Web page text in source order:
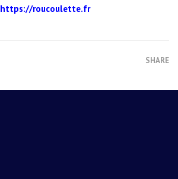
https://roucoulette.fr
SHARE